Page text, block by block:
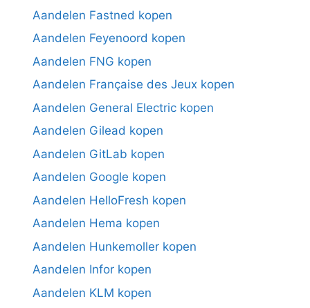
Aandelen Fastned kopen
Aandelen Feyenoord kopen
Aandelen FNG kopen
Aandelen Française des Jeux kopen
Aandelen General Electric kopen
Aandelen Gilead kopen
Aandelen GitLab kopen
Aandelen Google kopen
Aandelen HelloFresh kopen
Aandelen Hema kopen
Aandelen Hunkemoller kopen
Aandelen Infor kopen
Aandelen KLM kopen